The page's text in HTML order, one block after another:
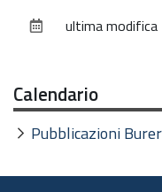
documentoultima modifica
Calendario
Pubblicazioni